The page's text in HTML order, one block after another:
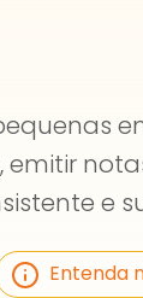
e
Entenda